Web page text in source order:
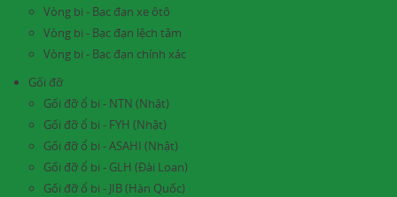
Vòng bi - Bạc đạn xe ôtô
Vòng bi - Bạc đạn lệch tâm
Vòng bi - Bạc đạn chính xác
Gối đỡ
Gối đỡ ổ bi - NTN (Nhật)
Gối đỡ ổ bi - FYH (Nhật)
Gối đỡ ổ bi - ASAHI (Nhật)
Gối đỡ ổ bi - GLH (Đài Loan)
Gối đỡ ổ bi - JIB (Hàn Quốc)